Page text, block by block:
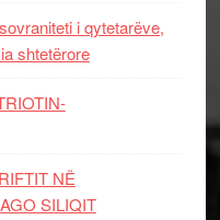
i qytetarëve,
shtetërore
NË
SILIQIT